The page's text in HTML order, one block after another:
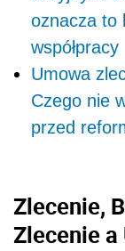
oznacza to
współpracy
Umowa
Czego nie
przed
Zlecenie,
Zlecenie a